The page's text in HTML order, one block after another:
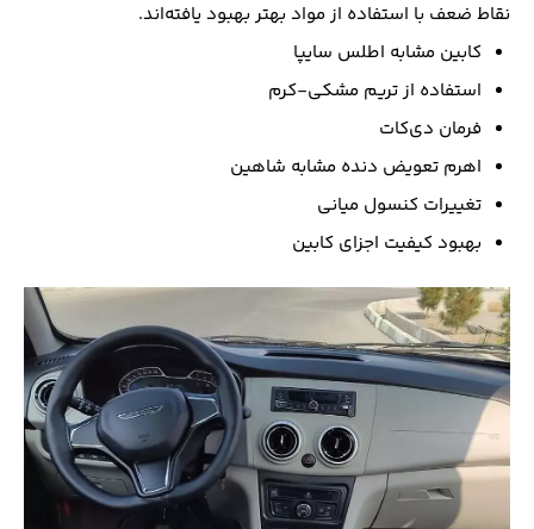
نقاط ضعف با استفاده از مواد بهتر بهبود یافته‌اند.
کابین مشابه اطلس سایپا
استفاده از تریم مشکی-کرم
فرمان دی‌کات
اهرم تعویض دنده مشابه شاهین
تغییرات کنسول میانی
بهبود کیفیت اجزای کابین